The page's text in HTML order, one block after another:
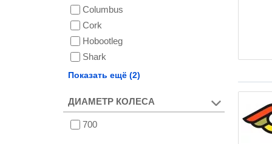
Columbus
Cork
Hobootleg
Shark
Vegan
Показать ещё (2)
ДИАМЕТР КОЛЕСА
700